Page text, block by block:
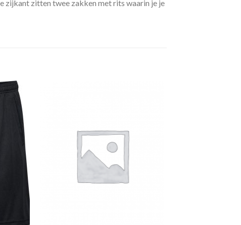
zijkant zitten twee zakken met rits waarin je je